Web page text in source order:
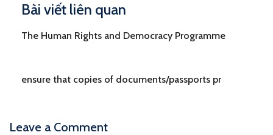
Bài viết liên quan
The Human Rights and Democracy Programme
ensure that copies of documents/passports pr
Leave a Comment